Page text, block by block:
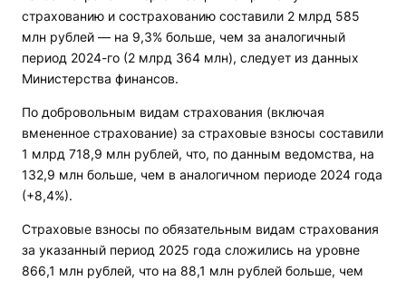
страхованию и сострахованию составили 2 млрд 585
млн рублей — на 9,3% больше, чем за аналогичный
период 2024-го (2 млрд 364 млн), следует из данных
Министерства финансов.
По добровольным видам страхования (включая
вмененное страхование) за страховые взносы составили
1 млрд 718,9 млн рублей, что, по данным ведомства, на
132,9 млн больше, чем в аналогичном периоде 2024 года
(+8,4%).
Страховые взносы по обязательным видам страхования
за указанный период 2025 года сложились на уровне
866,1 млн рублей, что на 88,1 млн рублей больше, чем